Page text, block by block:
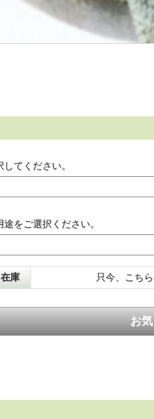
てください。
をご選択ください。
在庫 只今、こち